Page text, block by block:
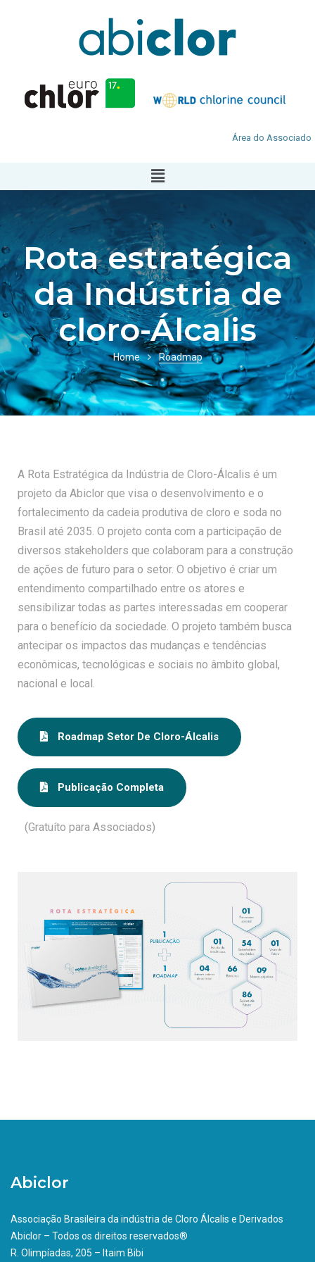
Área do Associado
Rota estratégica
da Indústria de
cloro-Álcalis
Home Roadmap
A Rota Estratégica da Indústria de Cloro-Álcalis é um
projeto da Abiclor que visa o desenvolvimento e o
fortalecimento da cadeia produtiva de cloro e soda no
Brasil até 2035. O projeto conta com a participação de
diversos stakeholders que colaboram para a construção
de ações de futuro para o setor. O objetivo é criar um
entendimento compartilhado entre os atores e
sensibilizar todas as partes interessadas em cooperar
para o benefício da sociedade. O projeto também busca
antecipar os impactos das mudanças e tendências
econômicas, tecnológicas e sociais no âmbito global,
nacional e local.
Roadmap Setor De Cloro-Álcalis
Publicação Completa
(Gratuíto para Associados)
Abiclor
Associação Brasileira da indústria de Cloro Álcalis e Derivados
Abiclor – Todos os direitos reservados®
R. Olimpíadas, 205 – Itaim Bibi